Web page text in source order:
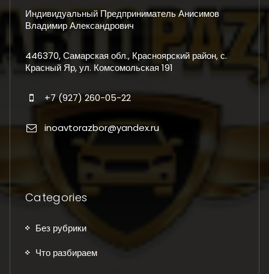
Индивидуальный Предприниматель Анисимов
Владимир Александрович
446370, Самарская обл., Красноярский район, с.
Красный Яр, ул. Комсомольская 191
+7 (927) 260-05-22
inoavtorazbor@yandex.ru
Categories
Без рубрики
Что разбираем